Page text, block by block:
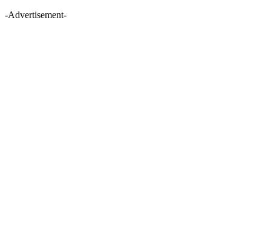
-Advertisement-